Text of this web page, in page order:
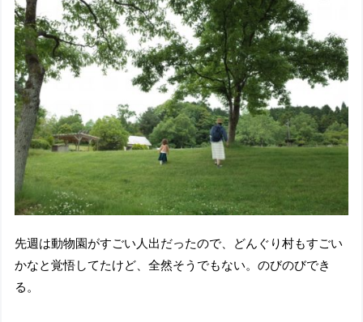
先週は動物園がすごい人出だったので、どんぐり村もすごい
かなと覚悟してたけど、全然そうでもない。のびのびでき
る。